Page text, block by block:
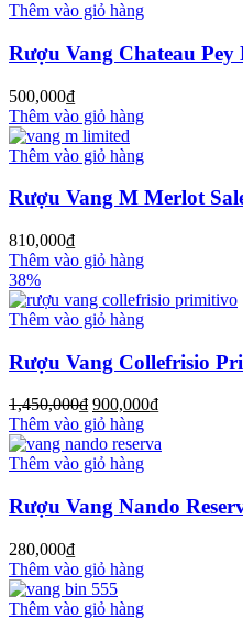
Thêm vào giỏ hàng
Rượu Vang Chateau
500,000₫
Thêm vào giỏ hàng
Thêm vào giỏ hàng
Rượu Vang M Merlot
810,000₫
Thêm vào giỏ hàng
38%
Thêm vào giỏ hàng
Rượu Vang Collefrisio
1,450,000₫ 900,000₫
Thêm vào giỏ hàng
Thêm vào giỏ hàng
Rượu Vang Nando
280,000₫
Thêm vào giỏ hàng
Thêm vào giỏ hàng